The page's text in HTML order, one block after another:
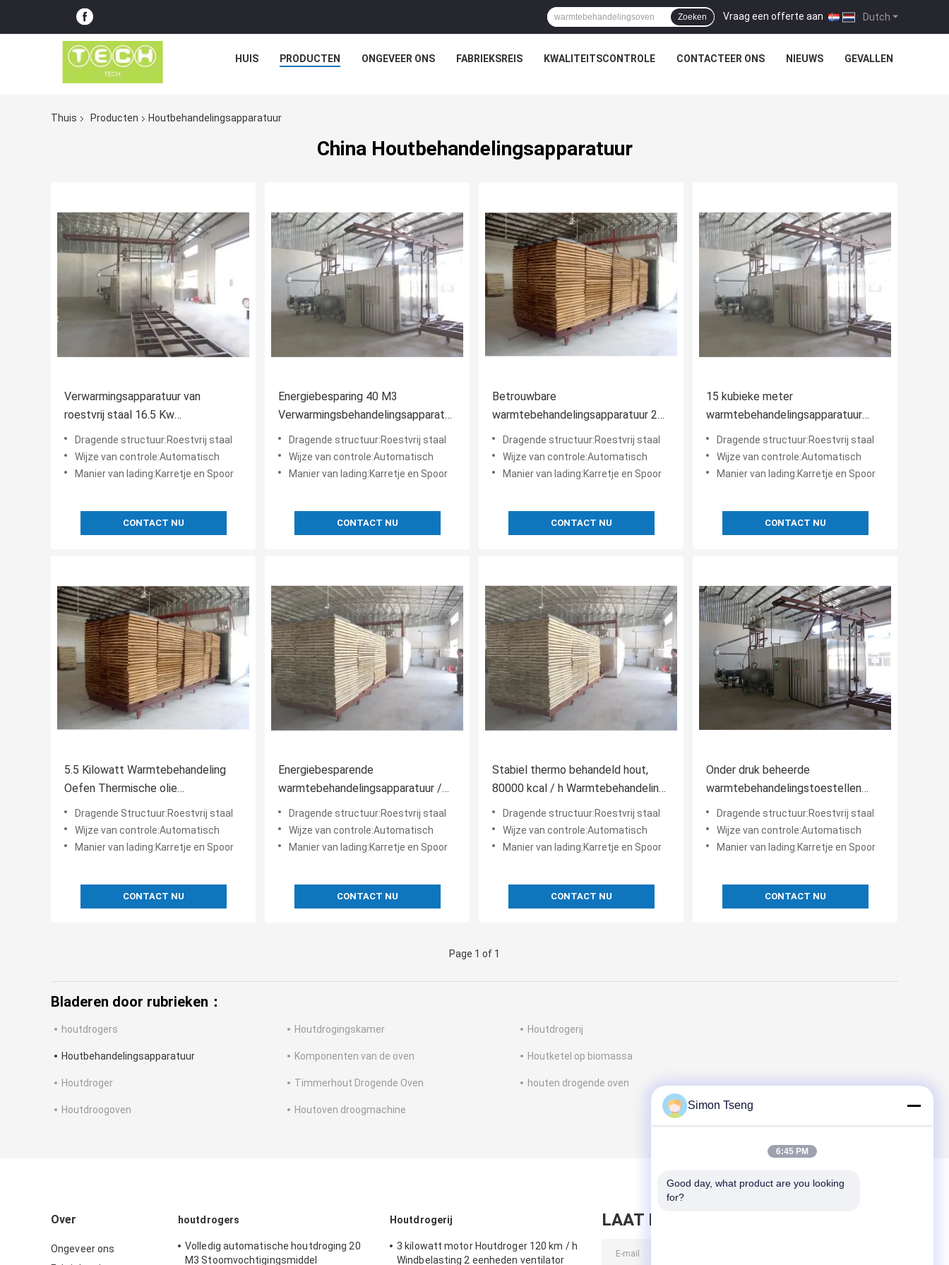
Dutch
Vraag een offerte aan |
Zoeken
HUIS PRODUCTEN ONGEVEER ONS FABRIEKSREIS KWALITEITSCONTROLE CONTACTEER ONS NIEUWS GEVALLEN
Thuis Producten Houtbehandelingsapparatuur
China Houtbehandelingsapparatuur
Verwarmingsapparatuur van
roestvrij staal 16.5 Kw
ventilatorvermogen Automatische
besturing
Dragende structuur:Roestvrij staal
Wijze van controle:Automatisch
Manier van lading:Karretje en Spoor
CONTACT NU
Energiebesparing 40 M3
Verwarmingsbehandelingsapparatuur
400000 Kcal / H CE goedgekeurd
Dragende structuur:Roestvrij staal
Wijze van controle:Automatisch
Manier van lading:Karretje en Spoor
CONTACT NU
Betrouwbare
warmtebehandelingsapparatuur 220
°C hoogste temperatuur voor hout
Dragende structuur:Roestvrij staal
Wijze van controle:Automatisch
Manier van lading:Karretje en Spoor
CONTACT NU
15 kubieke meter
warmtebehandelingsapparatuur
trolley / spoorvervoer lange
levensduur
Dragende structuur:Roestvrij staal
Wijze van controle:Automatisch
Manier van lading:Karretje en Spoor
CONTACT NU
5.5 Kilowatt Warmtebehandeling
Oefen Thermische olie
Warmtetransfermedium
Gemakkelijke montage
Dragende Structuur:Roestvrij staal
Wijze van controle:Automatisch
Manier van lading:Karretje en Spoor
CONTACT NU
Energiebesparende
warmtebehandelingsapparatuur /
houtdrogingsapparatuur voor ovens
Dragende structuur:Roestvrij staal
Wijze van controle:Automatisch
Manier van lading:Karretje en Spoor
CONTACT NU
Stabiel thermo behandeld hout,
80000 kcal / h Warmtebehandeling
hout in de oven
Dragende structuur:Roestvrij staal
Wijze van controle:Automatisch
Manier van lading:Karretje en Spoor
CONTACT NU
Onder druk beheerde
warmtebehandelingstoestellen
Zuurstofvrije atmosfeer
Dragende structuur:Roestvrij staal
Wijze van controle:Automatisch
Manier van lading:Karretje en Spoor
CONTACT NU
Page 1 of 1
Bladeren door rubrieken：
houtdrogers Houtdrogingskamer Houtdrogerij
Houtbehandelingsapparatuur Komponenten van de oven Houtketel op biomassa
Houtdroger Timmerhout Drogende Oven houten drogende oven
Houtdroogoven Houtoven droogmachine
Over
Ongeveer ons
houtdrogers
Volledig automatische houtdroging 20
M3 Stoomvochtigingsmiddel
Houtdrogerij
3 kilowatt motor Houtdroger 120 km / h
Windbelasting 2 eenheden ventilator
LAAT BERICHT ACHTER
Simon Tseng
6:45 PM
Good day, what product are you looking
for?